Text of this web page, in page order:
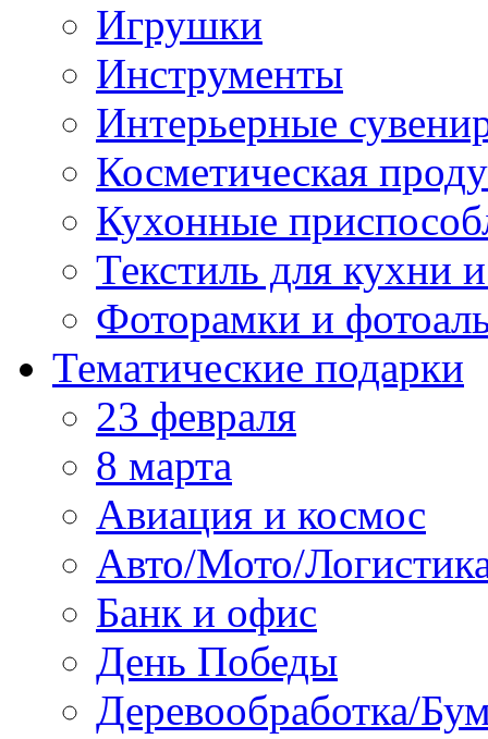
Игрушки
Инструменты
Интерьерные
Косметическая
Кухонные
Текстиль для кухни
Фоторамки и
Тематические подарки
23 февраля
8 марта
Авиация и космос
Авто/Мото/
Банк и офис
День Победы
Деревообработка/